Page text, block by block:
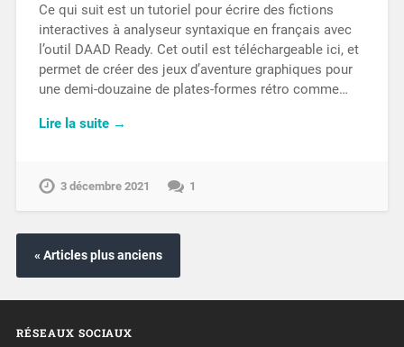
Ce qui suit est un tutoriel pour écrire des fictions
interactives à analyseur syntaxique en français avec
l’outil DAAD Ready. Cet outil est téléchargeable ici, et
permet de créer des jeux d’aventure graphiques pour
une demi-douzaine de plates-formes rétro comme…
Lire la suite →
3 décembre 2021 1
« Articles plus anciens
RÉSEAUX SOCIAUX